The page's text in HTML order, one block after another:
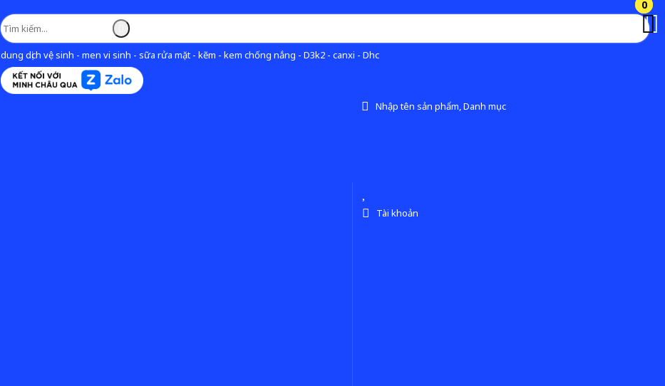
dung dịch vệ sinh - men vi sinh - sữa rửa mặt - kẽm - kem chống nắng - D3k2 - canxi - Dhc
Nhập tên sản phẩm, Danh mục
0
Tài khoản
0